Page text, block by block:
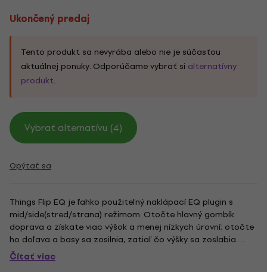
Ukončený predaj
Tento produkt sa nevyrába alebo nie je súčasťou
aktuálnej ponuky. Odporúčame vybrať si alternatívny
produkt.
Vybrať alternatívu (4)
Opýtať sa
Things Flip EQ je ľahko použiteľný naklápací EQ plugin s
mid/side(stred/strana) režimom. Otočte hlavný gombík
doprava a získate viac výšok a menej nízkych úrovní; otočte
ho doľava a basy sa zosilnia, zatiaľ čo výšky sa zoslabia.
Môžete si zvoliť medznú frekvenciu EQ pomocou ovládača
Cutoff alebo zvýšiť gain EQ pomocou tlačidla Boost. Things
Čítať viac